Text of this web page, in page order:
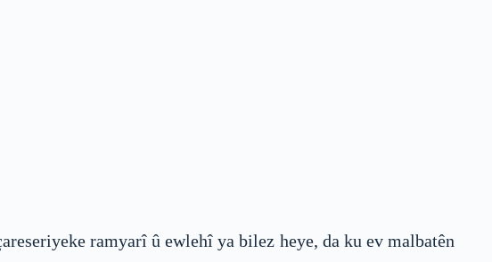
ramyarî û ewlehî ya bilez heye, da ku ev malbatên